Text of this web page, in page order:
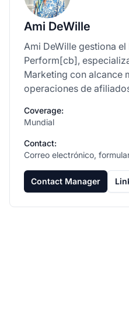
Ami DeWille
Ami DeWille gestiona
Perform[cb],
Marketing con alcance
operaciones de
Coverage:
Mundial
Contact:
Correo electrónico,
Contact Manager